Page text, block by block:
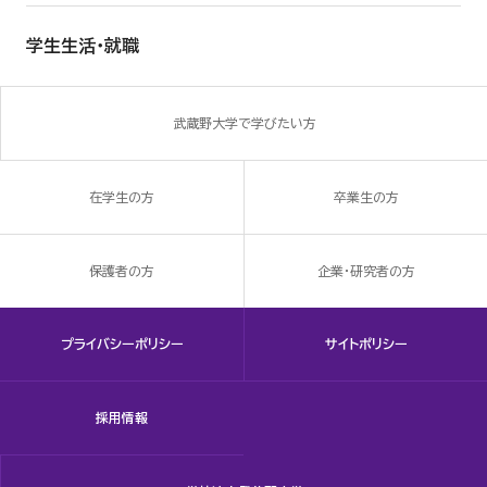
学生生活・就職
武蔵野大学で学びたい方
在学生の方 卒業生の方
保護者の方 企業・研究者の方
プライバシーポリシー サイトポリシー
採用情報